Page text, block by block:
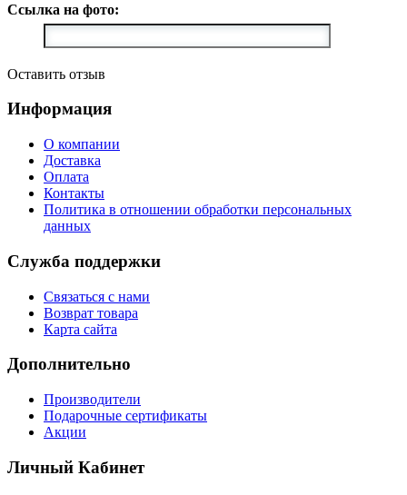
Ссылка на фото:
Оставить отзыв
Информация
О компании
Доставка
Оплата
Контакты
Политика в отношении обработки персональных
данных
Служба поддержки
Связаться с нами
Возврат товара
Карта сайта
Дополнительно
Производители
Подарочные сертификаты
Акции
Личный Кабинет